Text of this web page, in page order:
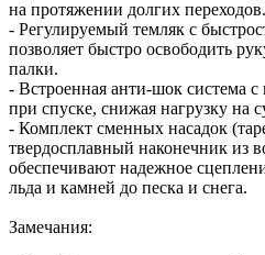
на протяжении долгих переходов.
- Регулируемый темляк с
позволяет быстро освободить
палки.
- Встроенная анти-шок система
при спуске, снижая нагрузку на
- Комплект сменных насадок
твердосплавный наконечник из
обеспечивают надежное
льда и камней до песка и снега.
Замечания: